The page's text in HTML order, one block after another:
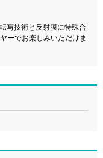
写技術と反射膜に特殊合
ーでお楽しみいただけま